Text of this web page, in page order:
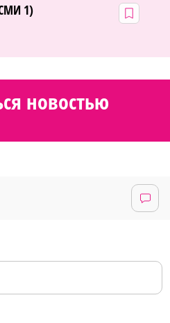
1)
новостью